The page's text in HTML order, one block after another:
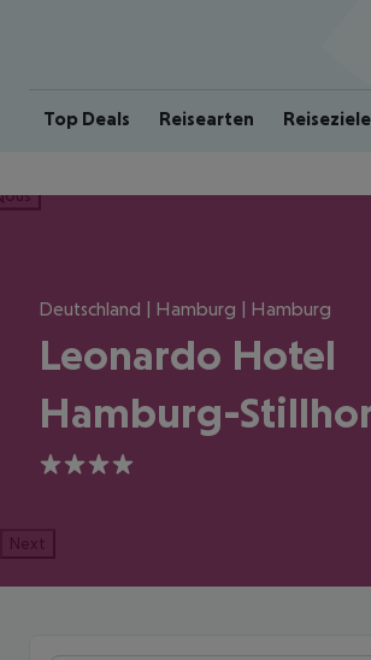
Top Deals Reisearten Reiseziele
Deutschland | Hamburg | Hamburg
Leonardo Hotel
Hamburg-
4
Next